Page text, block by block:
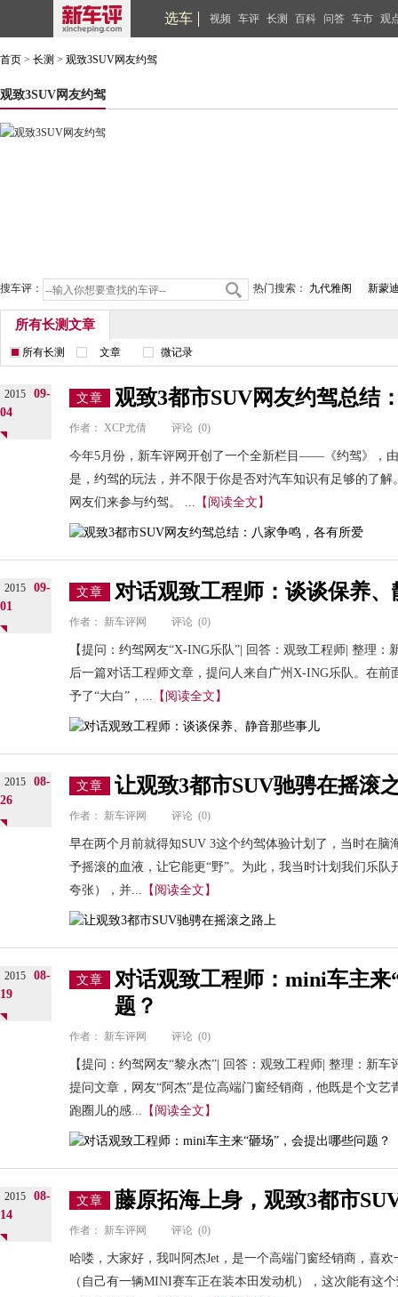
选车 视频 车评 长测 百科 问答 车市 观
首页 > 长测 > 观致3SUV网友约驾
观致3SUV网友约驾
搜车评： 热门搜索： 九代雅阁 新蒙
所有长测文章
所有长测 文章 微记录
2015
09-
04
文章 观致3都市SUV网友约驾总结
作者： XCP尤倩 评论 (0)
今年5月份，新车评网开创了一个全新栏目——《约驾》，
是，约驾的玩法，并不限于你是否对汽车知识有足够的了
网友们来参与约驾。 ... 【阅读全文】
2015
09-
01
文章 对话观致工程师：谈谈保养
作者： 新车评网 评论 (0)
【提问：约驾网友“X-ING乐队”| 回答：观致工程师| 整理
后一篇对话工程师文章，提问人来自广州X-ING乐队。在前
予了“大白”，... 【阅读全文】
2015
08-
26
文章 让观致3都市SUV驰骋在摇滚
作者： 新车评网 评论 (0)
早在两个月前就得知SUV 3这个约驾体验计划了，当时在
予摇滚的血液，让它能更“野”。为此，我当时计划我们乐
夸张），并... 【阅读全文】
2015
08-
19
文章
对话观致工程师：mini车主来
题？
作者： 新车评网 评论 (0)
【提问：约驾网友“黎永杰”| 回答：观致工程师| 整理：新
提问文章，网友“阿杰”是位高端门窗经销商，他既是个文
跑圈儿的感... 【阅读全文】
2015
08-
14
文章 藤原拓海上身，观致3都市
作者： 新车评网 评论 (0)
哈喽，大家好，我叫阿杰Jet，是一个高端门窗经销商，喜
（自己有一辆MINI赛车正在装本田发动机），这次能有这